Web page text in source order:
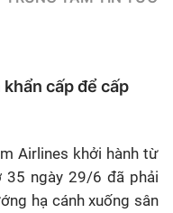
cấp để cấp
Airlines khởi hành từ
35 ngày 29/6 đã phải
hạ cánh xuống sân